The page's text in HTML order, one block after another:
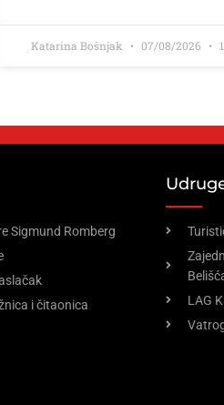
Katarina Bošnjak 07/08/2026
Sigmund Romberg
i čitaonica
LAG